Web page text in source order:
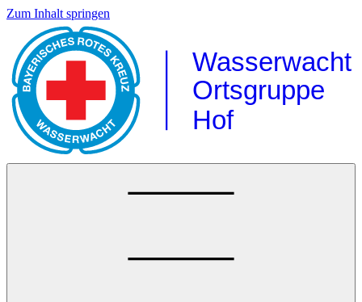
Zum Inhalt springen
Wasserwacht
Ortsgruppe
Hof